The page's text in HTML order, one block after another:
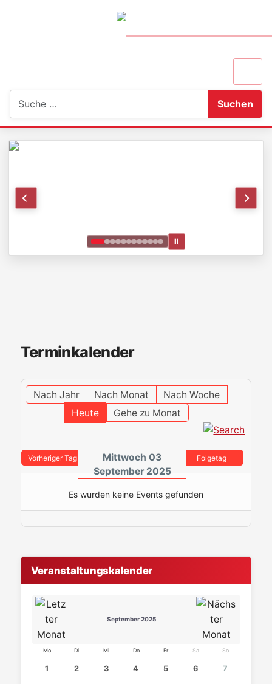
Suchen
Ⅱ
Terminkalender
Nach Jahr Nach Monat
Nach Woche
Heute
Gehe zu Monat
Vorheriger Tag
Mittwoch 03
September 2025
Folgetag
Es wurden keine Events gefunden
Veranstaltungskalender
September 2025
Mo Di Mi Do Fr Sa So
1 2 3 4 5 6 7